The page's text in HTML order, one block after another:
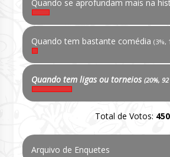
Quando se aprofundam mais na
Quando tem bastante comédia (3%,
Quando tem ligas ou torneios (20%,
Total de Votos: 450
Arquivo de Enquetes